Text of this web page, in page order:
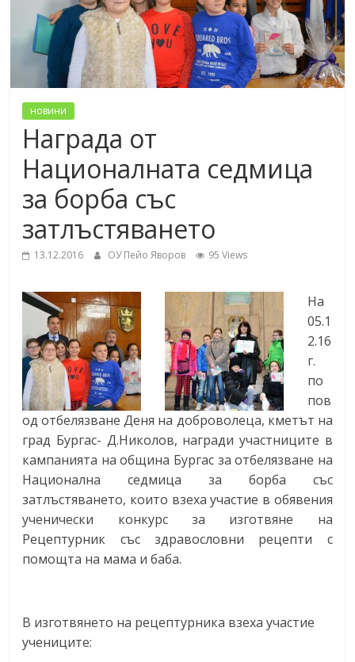
новини
Награда от
Националната седмица
за борба със
затлъстяването
13.12.2016 ОУ Пейо Яворов 95 Views
На
05.1
2.16
г.
по
пов
од отбелязване Деня на доброволеца, кметът на
град Бургас- Д.Николов, награди участниците в
кампанията на община Бургас за отбелязване на
Национална седмица за борба със
затлъстяването, които взеха участие в обявения
ученически конкурс за изготвяне на
Рецептурник със здравословни рецепти с
помощта на мама и баба.
В изготвянето на рецептурника взеха участие
учениците: